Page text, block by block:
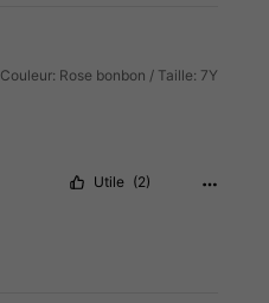
Couleur: Rose bonbon / Taille: 7Y
Utile (2)